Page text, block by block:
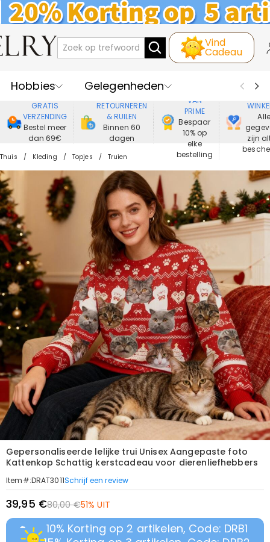
Vind
Cadeau
Hobbies
Gelegenheden
Recipienten
Best Verkochte
Nieuwe
Juwelen
Wonen&Leven
Kleding
GRATIS
VERZENDING
Bestel meer
dan 69€
RETOURNEREN
& RUILEN
Binnen 60
dagen
VAN
PRIME
Bespaar
10% op
elke
bestelling
Alle
zijn
Thuis Kleding Topjes Truien
Gepersonaliseerde lelijke trui Unisex Aangepaste foto
Kattenkop Schattig kerstcadeau voor dierenliefhebbers
Item#:DRAT3011Schrijf een review
39,95 €80,00 €51% UIT
10% Korting op 2 artikelen, Code: DRB1